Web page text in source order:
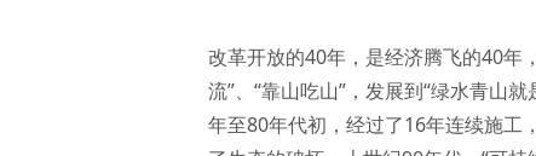
改革开放的40年，是经济腾飞的40年
流”、“靠山吃山”，发展到“绿水青山
年至80年代初，经过了16年连续施工